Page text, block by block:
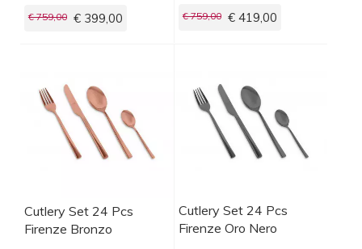
€ 759,00 € 399,00 € 759,00 € 419,00
Cutlery Set 24 Pcs
Firenze Bronzo
Cutlery Set 24 Pcs
Firenze Oro Nero